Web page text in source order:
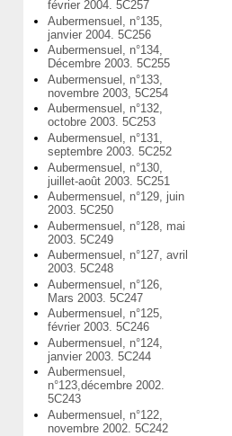
février 2004. 5C257
Aubermensuel, n°135,
janvier 2004. 5C256
Aubermensuel, n°134,
Décembre 2003. 5C255
Aubermensuel, n°133,
novembre 2003, 5C254
Aubermensuel, n°132,
octobre 2003. 5C253
Aubermensuel, n°131,
septembre 2003. 5C252
Aubermensuel, n°130,
juillet-août 2003. 5C251
Aubermensuel, n°129, juin
2003. 5C250
Aubermensuel, n°128, mai
2003. 5C249
Aubermensuel, n°127, avril
2003. 5C248
Aubermensuel, n°126,
Mars 2003. 5C247
Aubermensuel, n°125,
février 2003. 5C246
Aubermensuel, n°124,
janvier 2003. 5C244
Aubermensuel,
n°123,décembre 2002.
5C243
Aubermensuel, n°122,
novembre 2002. 5C242